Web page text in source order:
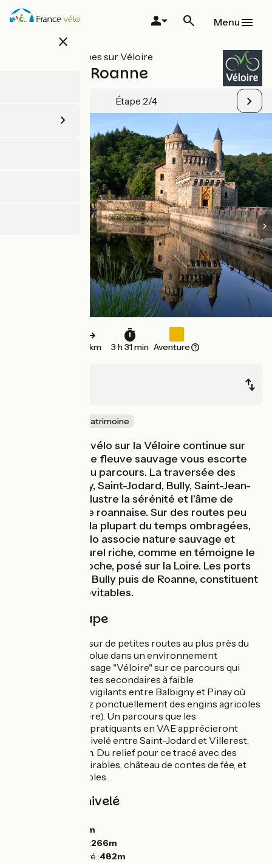
Aller
au
close
Menu
Toutes les étapes sur Véloire
Balbigny / Roanne
Étape 2/4
52 km 3 h 31 min Aventure
Nature & petit patrimoine
Votre voyage à vélo sur la Véloire continue sur
cette étape où le fleuve sauvage vous escorte
sur la majorité du parcours. La traversée des
villages de Pinay, Saint-Jodard, Bully, Saint-Jean-
Saint-Maurice, illustre la sérénité et l'âme de
cette campagne roannaise. Sur des routes peu
fréquentées et la plupart du temps ombragées,
cet itinéraire vélo associe nature sauvage et
patrimoine culturel riche, comme en témoigne le
château de la Roche, posé sur la Loire. Les ports
de plaisance de Bully puis de Roanne, constituent
deux étapes inévitables.
Détail de l'étape
Un itinéraire vélo sur de petites routes au plus près du
fleuve Loire qui évolue dans un environnement
rural. Suivez le balisage "Véloire" sur ce parcours qui
emprunte des routes secondaires à faible
circulation. Soyez vigilants entre Balbigny et Pinay où
vous rencontrerez ponctuellement des engins agricoles
et camions (carrière). Un parcours que les
cyclotouristes ou pratiquants en VAE apprécieront
avec 687m de dénivelé entre Saint-Jodard et Villerest,
soit environ 40 km. Du relief pour ce tracé avec des
points de vue admirables, château de contes de fée, et
villages remarquables.
Pentes et dénivelé
597m
Point le plus bas :266m
Point le plus élevé :482m